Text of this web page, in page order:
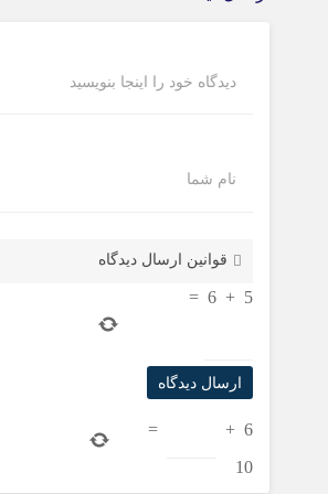
دیدگاه خود را اینجا بنویسید
نام شما
قوانین ارسال دیدگاه
5
+
6
=
6
+
=
10